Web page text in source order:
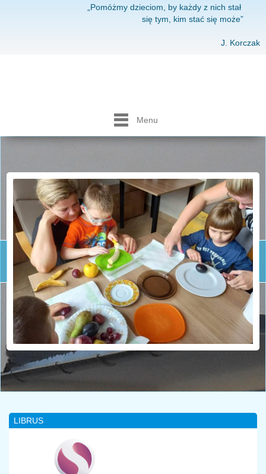
„Pomóżmy dzieciom, by każdy z nich stał
się tym, kim stać się może”
J. Korczak
Menu
LIBRUS